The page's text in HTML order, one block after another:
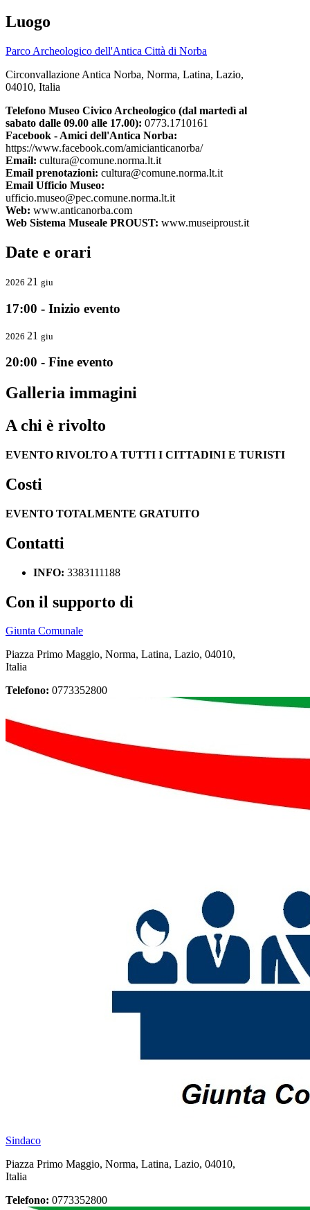
Luogo
Parco Archeologico dell'Antica Città di Norba
Circonvallazione Antica Norba, Norma, Latina, Lazio,
04010, Italia
Telefono Museo Civico Archeologico (dal martedì al
sabato dalle 09.00 alle 17.00): 0773.1710161
Facebook - Amici dell'Antica Norba:
https://www.facebook.com/amicianticanorba/
Email: cultura@comune.norma.lt.it
Email prenotazioni: cultura@comune.norma.lt.it
Email Ufficio Museo:
ufficio.museo@pec.comune.norma.lt.it
Web: www.anticanorba.com
Web Sistema Museale PROUST: www.museiproust.it
Date e orari
2026 21 giu
17:00 - Inizio evento
2026 21 giu
20:00 - Fine evento
Galleria immagini
A chi è rivolto
EVENTO RIVOLTO A TUTTI I CITTADINI E TURISTI
Costi
EVENTO TOTALMENTE GRATUITO
Contatti
INFO: 3383111188
Con il supporto di
Giunta Comunale
Piazza Primo Maggio, Norma, Latina, Lazio, 04010,
Italia
Telefono: 0773352800
Sindaco
Piazza Primo Maggio, Norma, Latina, Lazio, 04010,
Italia
Telefono: 0773352800